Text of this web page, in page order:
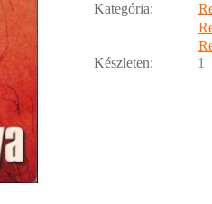
Kategória:
Készleten:
1